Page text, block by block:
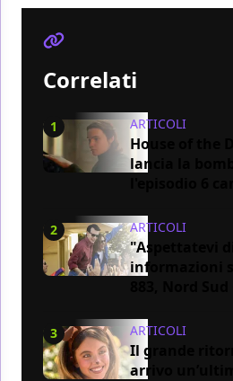
Correlati
1 ARTICOLI
House of the
lancia la
2 ARTICOLI
"Aspettatevi
informazioni
3 ARTICOLI
Il grande
arrivo